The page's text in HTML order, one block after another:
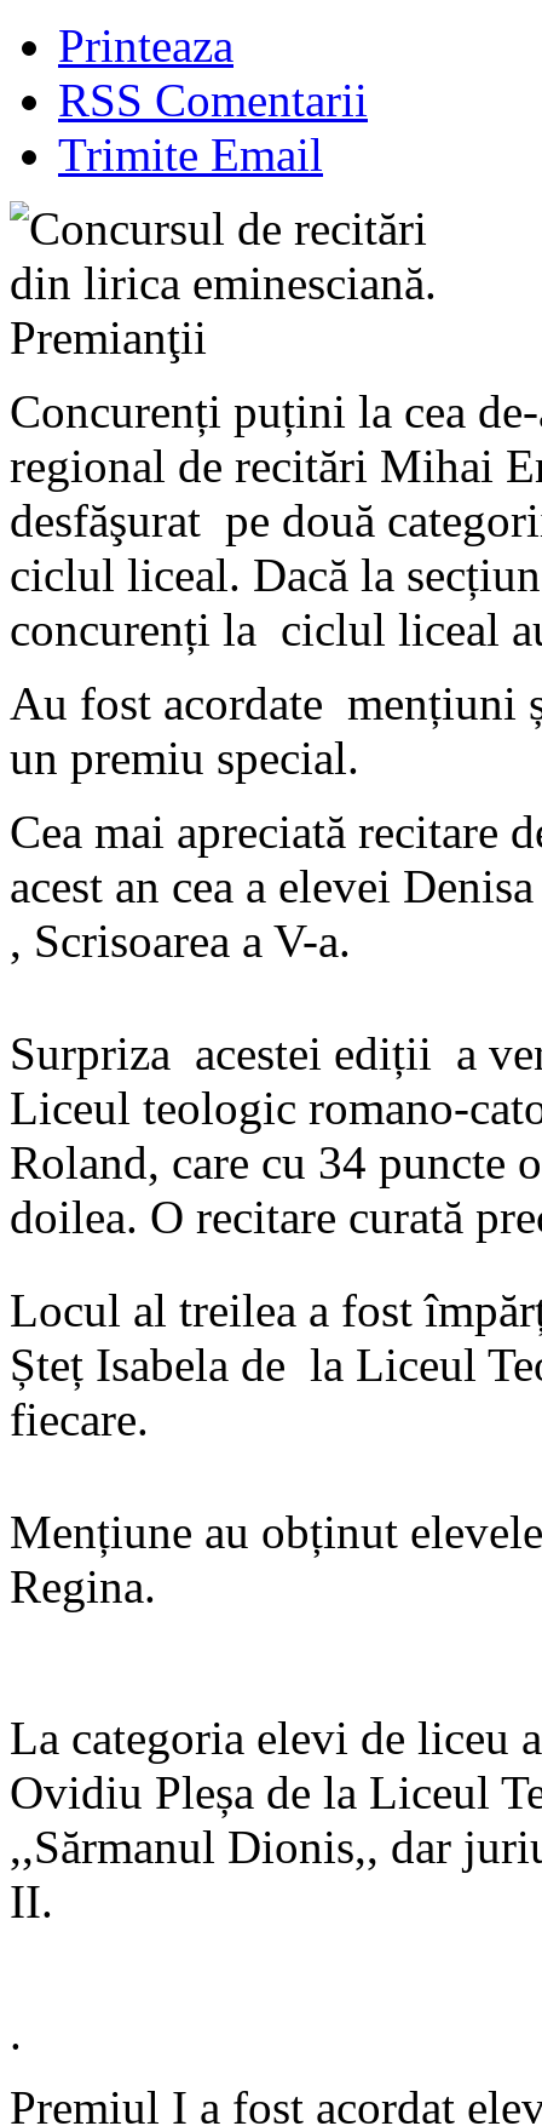
Printeaza
RSS Comentarii
Trimite Email
Concurenți puțini la cea
regional de recitări Mihai
desfăşurat pe două
ciclul liceal. Dacă la
concurenți la ciclul liceal
Au fost acordate mențiuni
un premiu special.
Cea mai apreciată recitare
acest an cea a elevei
, Scrisoarea a V-a.
Surpriza acestei ediții a
Liceul teologic romano-
Roland, care cu 34 puncte
doilea. O recitare curată
Locul al treilea a fost
Șteț Isabela de la Liceul
fiecare.
Mențiune au obținut
Regina.
La categoria elevi de liceu
Ovidiu Pleșa de la Liceul
,,Sărmanul Dionis,, dar
II.
.
Premiul I a fost acordat